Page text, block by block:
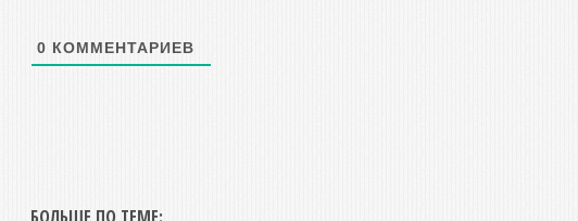
0 КОММЕНТАРИЕВ